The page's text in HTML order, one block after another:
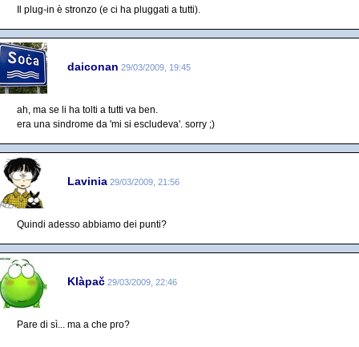
Il plug-in è stronzo (e ci ha pluggati a tutti).
daiconan 29/03/2009, 19:45
ah, ma se li ha tolti a tutti va ben.
era una sindrome da 'mi si escludeva'. sorry ;)
Lavinia 29/03/2009, 21:56
Quindi adesso abbiamo dei punti?
Klàpač 29/03/2009, 22:46
Pare di sì... ma a che pro?